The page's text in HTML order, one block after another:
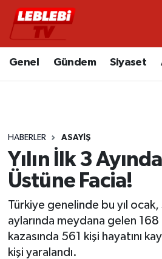
Genel Gündem Siyaset
HABERLER ASAYIŞ
Yılın İlk 3
Üstüne Facia!
Türkiye genelinde bu yıl
aylarında meydana gelen
kazasında 561 kişi hayatını
kişi yaralandı.
Hava Durumu
Süper Lig Puan Durumu ve
Tüm Manşetler
Son Dakika Haberleri
Haber Arşivi